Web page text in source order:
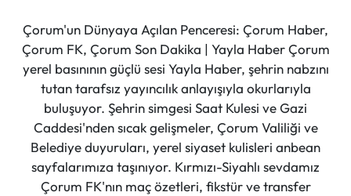
Çorum'un Dünyaya Açılan Penceresi: Çorum Haber,
Çorum FK, Çorum Son Dakika | Yayla Haber Çorum
yerel basınının güçlü sesi Yayla Haber, şehrin nabzını
tutan tarafsız yayıncılık anlayışıyla okurlarıyla
buluşuyor. Şehrin simgesi Saat Kulesi ve Gazi
Caddesi'nden sıcak gelişmeler, Çorum Valiliği ve
Belediye duyuruları, yerel siyaset kulisleri anbean
sayfalarımıza taşınıyor. Kırmızı-Siyahlı sevdamız
Çorum FK'nın maç özetleri, fikstür ve transfer